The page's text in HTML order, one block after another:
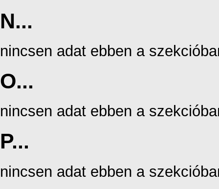
N...
nincsen adat ebben a
O...
nincsen adat ebben a
P...
nincsen adat ebben a